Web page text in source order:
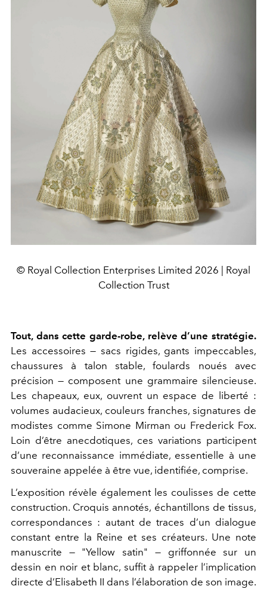
© Royal Collection Enterprises Limited 2026 | Royal
Collection Trust
Tout, dans cette garde-robe, relève d’une stratégie.
Les accessoires — sacs rigides, gants impeccables,
chaussures à talon stable, foulards noués avec
précision — composent une grammaire silencieuse.
Les chapeaux, eux, ouvrent un espace de liberté :
volumes audacieux, couleurs franches, signatures de
modistes comme Simone Mirman ou Frederick Fox.
Loin d’être anecdotiques, ces variations participent
d’une reconnaissance immédiate, essentielle à une
souveraine appelée à être vue, identifiée, comprise.
L’exposition révèle également les coulisses de cette
construction. Croquis annotés, échantillons de tissus,
correspondances : autant de traces d’un dialogue
constant entre la Reine et ses créateurs. Une note
manuscrite — "Yellow satin" — griffonnée sur un
dessin en noir et blanc, suffit à rappeler l’implication
directe d’Elisabeth II dans l’élaboration de son image.